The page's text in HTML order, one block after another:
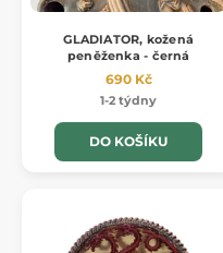
GLADIATOR, kožená
peněženka - černá
690 Kč
1-2 týdny
DO KOŠÍKU